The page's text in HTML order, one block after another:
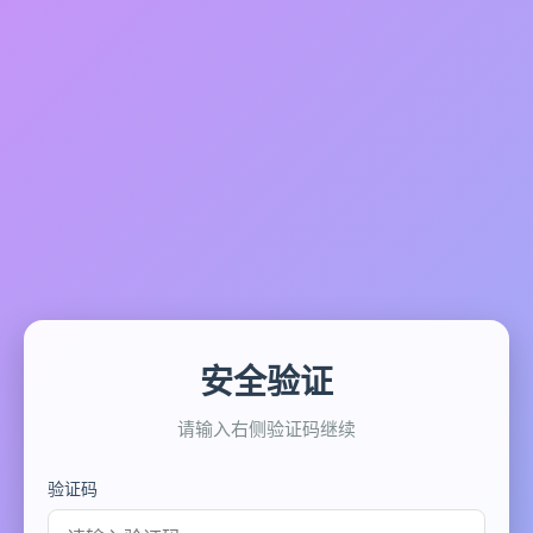
安全验证
请输入右侧验证码继续
验证码